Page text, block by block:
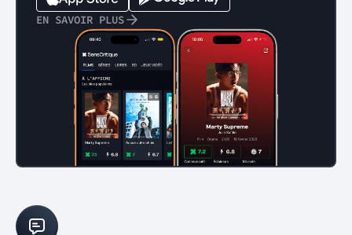
EN SAVOIR PLUS